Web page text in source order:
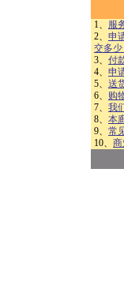
1、 服
2、 申
交多少
3、 付
4、 申
5、 送
6、 购
7、 我
8、 本
9、 常
10、